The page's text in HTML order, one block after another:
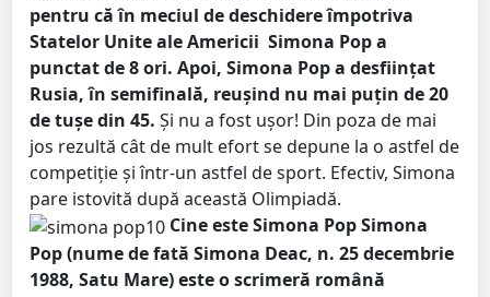
pentru că în meciul de deschidere împotriva
Statelor Unite ale Americii Simona Pop a
punctat de 8 ori. Apoi, Simona Pop a desființat
Rusia, în semifinală, reușind nu mai puțin de 20
de tușe din 45. Și nu a fost ușor! Din poza de mai
jos rezultă cât de mult efort se depune la o astfel de
competiție și într-un astfel de sport. Efectiv, Simona
pare istovită după această Olimpiadă.
Cine este Simona PopSimona
Pop (nume de fată Simona Deac, n. 25 decembrie
1988, Satu Mare) este o scrimeră română